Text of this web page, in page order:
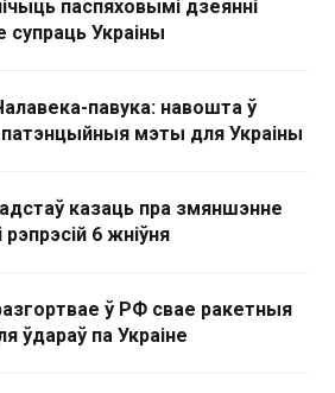
паспяховымі дзеянні
супраць Украіны
павука: навошта ў
мэты для Украіны
казаць пра змяншэнне
рэпрэсій 6 жніўня
ў РФ свае ракетныя
ўдараў па Украіне